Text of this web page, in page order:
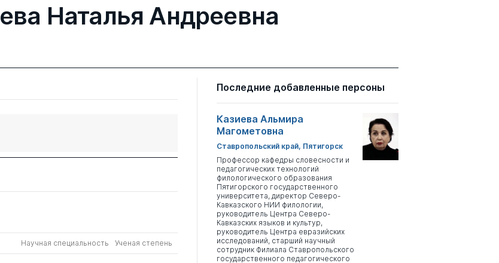
Наталья Андреевна
Научная специальность Ученая степень
Последние добавленные персоны
Казиева Альмира
Магометовна
Ставропольский край, Пятигорск
Профессор кафедры словесности и
педагогических технологий
филологического образования
Пятигорского государственного
университета, директор Северо-
Кавказского НИИ филологии,
руководитель Центра Северо-
Кавказских языков и культур,
руководитель Центра евразийских
исследований, старший научный
сотрудник Филиала Ставропольского
государственного педагогического